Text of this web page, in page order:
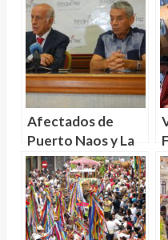
Afectados de
Puerto Naos y La
Bombilla (La Palma)
presentan medidas
cautelares
urgentes ante el
TSJC